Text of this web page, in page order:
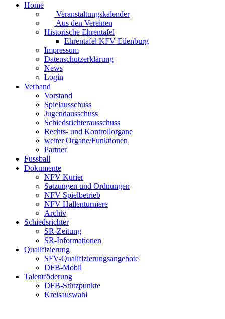
Home
Veranstaltungskalender
Aus den Vereinen
Historische Ehrentafel
Ehrentafel KFV Eilenburg
Impressum
Datenschutzerklärung
News
Login
Verband
Vorstand
Spielausschuss
Jugendausschuss
Schiedsrichterausschuss
Rechts- und Kontrollorgane
weiter Organe/Funktionen
Partner
Fussball
Dokumente
NFV Kurier
Satzungen und Ordnungen
NFV Spielbetrieb
NFV Hallenturniere
Archiv
Schiedsrichter
SR-Zeitung
SR-Informationen
Qualifizierung
SFV-Qualifizierungsangebote
DFB-Mobil
Talentföderung
DFB-Stützpunkte
Kreisauswahl